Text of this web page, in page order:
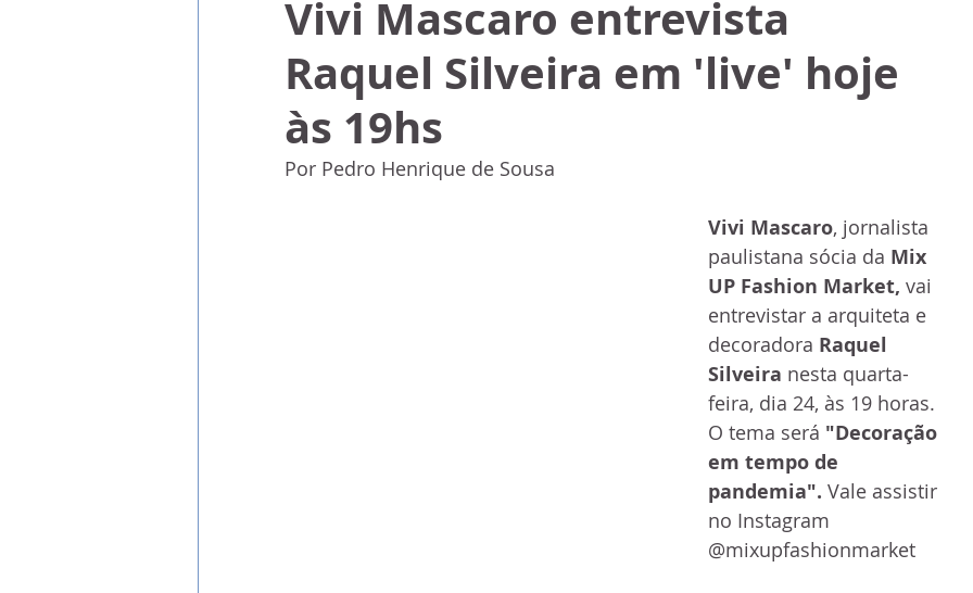
Vivi Mascaro entrevista
Raquel Silveira em 'live' hoje
às 19hs
Por Pedro Henrique de Sousa
Vivi Mascaro, jornalista
paulistana sócia da Mix
UP Fashion Market, vai
entrevistar a arquiteta e
decoradora Raquel
Silveira nesta quarta-
feira, dia 24, às 19 horas.
O tema será "Decoração
em tempo de
pandemia". Vale assistir
no Instagram
@mixupfashionmarket